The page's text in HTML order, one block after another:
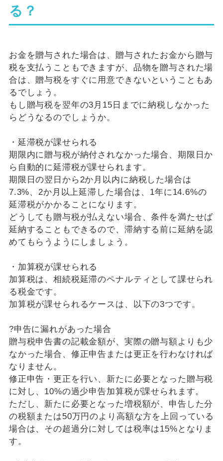
る？
お金を贈与された場合は、贈与されたお金から贈与
税を支払うこともできますが、品物を贈与された場
合は、贈与税をすぐに用意できないということもあ
るでしょう。
もし贈与税を翌年の3月15日までに納税しなかった
らどうなるのでしょうか。
・延滞税が課せられる
期限内に贈与税が納付されなかった場合、期限日か
ら自動的に延滞税が課せられます。
期限日の翌日から2か月以内に納税した場合は
7.3%、2か月以上延滞した場合は、1年に14.6%の
延滞税がかかることになります。
どうしても贈与税が払えない場合、条件を満たせば
延納することもできるので、滞納する前に延納を認
めてもらうようにしましょう。
・加算税が課せられる
加算税は、相続税延滞のペナルティとして課せられ
る税金です。
加算税が課せられるケースは、以下の3つです。
?申告に漏れがあった場合
贈与税申告書の記載金額が、実際の贈与額よりも少
なかった場合、修正申告または更正を行わなければ
なりません。
修正申告・更正を行い、新たに必要となった贈与税
に対し、10%の過少申告加算税が課せられます。
ただし、新たに必要となった増税額が、申告した分
の税額または50万円のより高額な方を上回っている
場合は、その超過分に対しては税率は15%となりま
す。